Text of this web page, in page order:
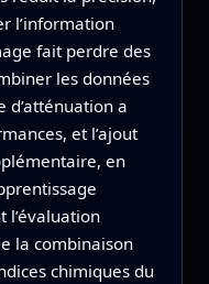
l’information
fait perdre des
les données
d’atténuation a
et l’ajout
en
l’évaluation
la combinaison
chimiques du